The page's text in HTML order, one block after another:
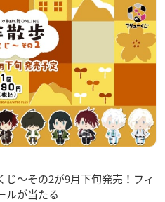
じ～その2が9月下旬発売！フィ
ルが当たる